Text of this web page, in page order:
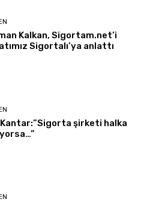
Kalkan, Sigortam.net’i
Sigortalı’ya anlattı
Kantar:”Sigorta şirketi halka